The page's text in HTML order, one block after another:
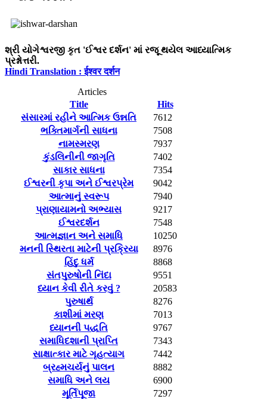
શ્રી યોગેશ્વરજી કૃત 'ઈશ્વર દર્શન' માં રજૂ થયેલ આધ્યાત્મિક
પ્રશ્નોત્તરી.
Hindi Translation : ईश्वर दर्शन
Articles
Title
Hits
સંસારમાં રહીને આત્મિક ઉન્નતિ
7612
ભક્તિમાર્ગની સાધના
7508
નામસ્મરણ
7937
કુંડલિનીની જાગૃતિ
7402
સાકાર સાધના
7354
ઈશ્વરની કૃપા અને ઈશ્વરપ્રેમ
9042
આત્માનું સ્વરૂપ
7940
પ્રાણાયામનો અભ્યાસ
9217
ઈશ્વરદર્શન
7548
આત્મજ્ઞાન અને સમાધિ
10250
મનની સ્થિરતા માટેની પ્રક્રિયા
8976
હિંદુ ધર્મ
8868
સંતપુરુષોની નિંદા
9551
ધ્યાન કેવી રીતે કરવું ?
20583
પુરુષાર્થ
8276
કાશીમાં મરણ
7013
ધ્યાનની પદ્ધતિ
9767
સમાધિદશાની પ્રાપ્તિ
7343
સાક્ષાત્કાર માટે ગૃહત્યાગ
7442
બ્રહ્મચર્યનું પાલન
8882
સમાધિ અને લય
6900
મૂર્તિપૂજા
7297